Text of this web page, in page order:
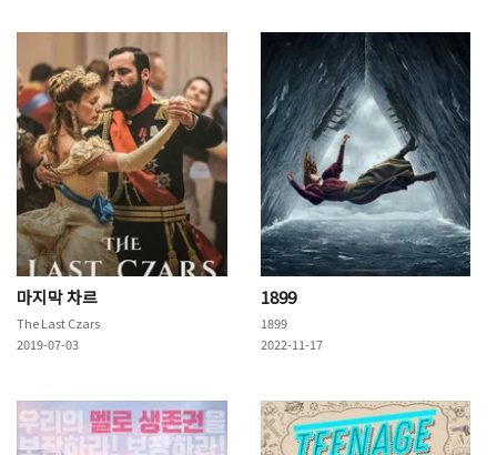
마지막 차르
The Last Czars
2019-07-03
1899
1899
2022-11-17